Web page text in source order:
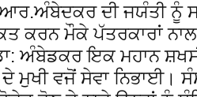
ਦੀ ਜਯੰਤੀ ਨੂੰ
ਕਰਨ ਮੌਕੇ ਪੱਤਰਕਾਰਾਂ
ਡਾ: ਅੰਬੇਡਕਰ ਇਕ ਮਹਾਨ
ਮੁਖੀ ਵਜੋਂ ਸੇਵਾ ਨਿਭਾਈ।